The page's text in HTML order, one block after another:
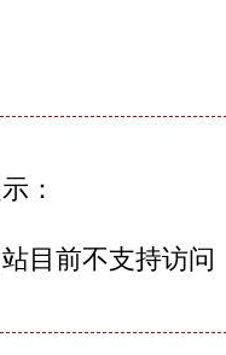
：
目前不支持访